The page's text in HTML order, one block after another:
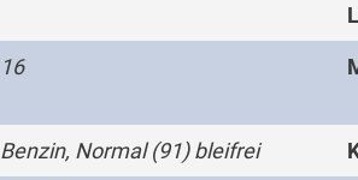
16
Benzin, Normal (91) bleifrei